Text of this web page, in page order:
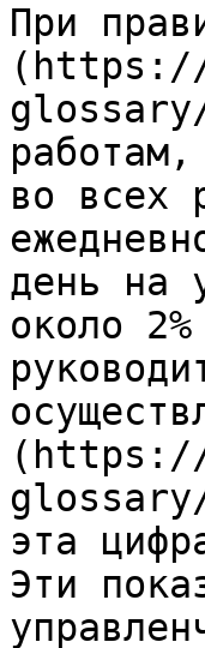
При
во всех
день на
около
эта
Эти